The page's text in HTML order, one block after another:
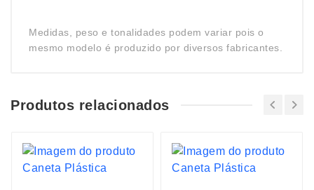
Medidas, peso e tonalidades podem variar pois o
mesmo modelo é produzido por diversos fabricantes.
Produtos relacionados